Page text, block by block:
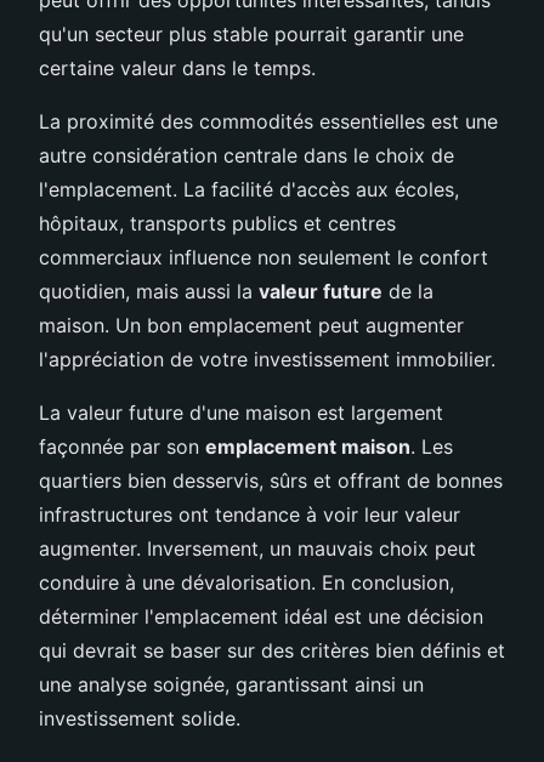
qu'un secteur plus stable pourrait garantir une
certaine valeur dans le temps.
La proximité des commodités essentielles est une
autre considération centrale dans le choix de
l'emplacement. La facilité d'accès aux écoles,
hôpitaux, transports publics et centres
commerciaux influence non seulement le confort
quotidien, mais aussi la valeur future de la
maison. Un bon emplacement peut augmenter
l'appréciation de votre investissement immobilier.
La valeur future d'une maison est largement
façonnée par son emplacement maison. Les
quartiers bien desservis, sûrs et offrant de bonnes
infrastructures ont tendance à voir leur valeur
augmenter. Inversement, un mauvais choix peut
conduire à une dévalorisation. En conclusion,
déterminer l'emplacement idéal est une décision
qui devrait se baser sur des critères bien définis et
une analyse soignée, garantissant ainsi un
investissement solide.